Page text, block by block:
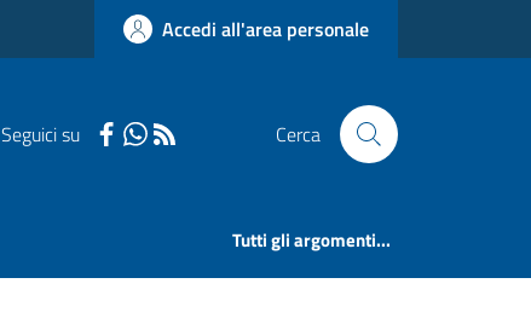
Accedi all'area personale
Seguici su Cerca
Tutti gli argomenti...